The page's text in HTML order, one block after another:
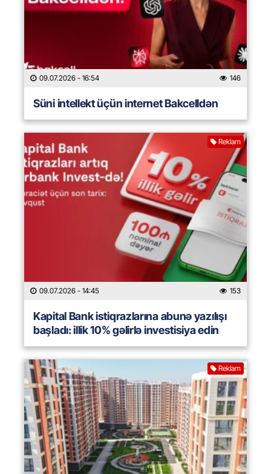
09.07.2026 - 16:54 146
Süni intellekt üçün internet Bakcelldən
Reklam
09.07.2026 - 14:45 153
Kapital Bank istiqrazlarına abunə yazılışı
başladı: illik 10% gəlirlə investisiya edin
Reklam